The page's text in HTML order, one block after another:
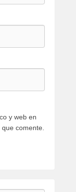
y web en
comente.